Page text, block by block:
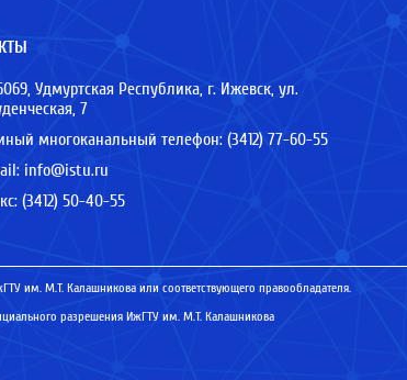
Удмуртская Республика, г. Ижевск, ул.
7
многоканальный телефон: (3412) 77-60-55
info@istu.ru
(3412) 50-40-55
им. М.Т. Калашникова или соответствующего правообладателя.
разрешения ИжГТУ им. М.Т. Калашникова